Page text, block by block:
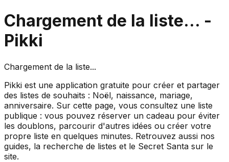
Chargement de la liste... -
Pikki
Chargement de la liste...
Pikki est une application gratuite pour créer et partager
des listes de souhaits : Noël, naissance, mariage,
anniversaire. Sur cette page, vous consultez une liste
publique : vous pouvez réserver un cadeau pour éviter
les doublons, parcourir d'autres idées ou créer votre
propre liste en quelques minutes. Retrouvez aussi nos
guides, la recherche de listes et le Secret Santa sur le
site.